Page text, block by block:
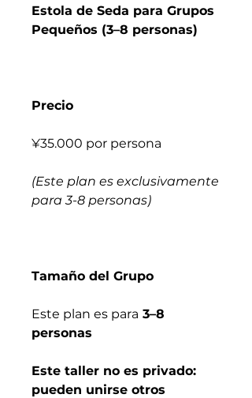
Estola de Seda para Grupos
Pequeños (3–8 personas)
Precio
¥35.000 por persona
(Este plan es exclusivamente
para 3-8 personas)
Tamaño del Grupo
Este plan es para 3–8
personas
Este taller no es privado:
pueden unirse otros